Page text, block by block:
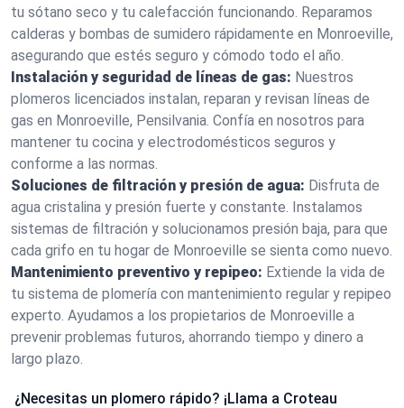
tu sótano seco y tu calefacción funcionando. Reparamos
calderas y bombas de sumidero rápidamente en Monroeville,
asegurando que estés seguro y cómodo todo el año.
Instalación y seguridad de líneas de gas: Nuestros
plomeros licenciados instalan, reparan y revisan líneas de
gas en Monroeville, Pensilvania. Confía en nosotros para
mantener tu cocina y electrodomésticos seguros y
conforme a las normas.
Soluciones de filtración y presión de agua: Disfruta de
agua cristalina y presión fuerte y constante. Instalamos
sistemas de filtración y solucionamos presión baja, para que
cada grifo en tu hogar de Monroeville se sienta como nuevo.
Mantenimiento preventivo y repipeo: Extiende la vida de
tu sistema de plomería con mantenimiento regular y repipeo
experto. Ayudamos a los propietarios de Monroeville a
prevenir problemas futuros, ahorrando tiempo y dinero a
largo plazo.
¿Necesitas un plomero rápido? ¡Llama a Croteau